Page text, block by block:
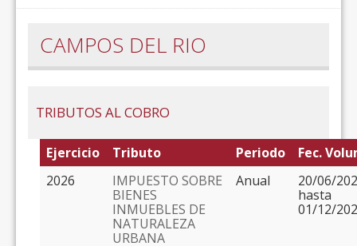
CAMPOS DEL RIO
TRIBUTOS AL COBRO
Ejercicio Tributo Periodo
Fec.
2026
IMPUESTO SOBRE
BIENES
INMUEBLES DE
NATURALEZA
URBANA
Anual
20/06/
hasta
01/12/